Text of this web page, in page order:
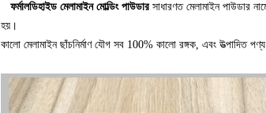
ফর্মালডিহাইড মেলামাইন মোল্ডিং পাউডার সাধারণত মেলামাইন পাউডার
হয়।
কালো মেলামাইন ছাঁচনির্মাণ যৌগ সব 100% কালো রঙ্গক, এবং উত্পাদিত